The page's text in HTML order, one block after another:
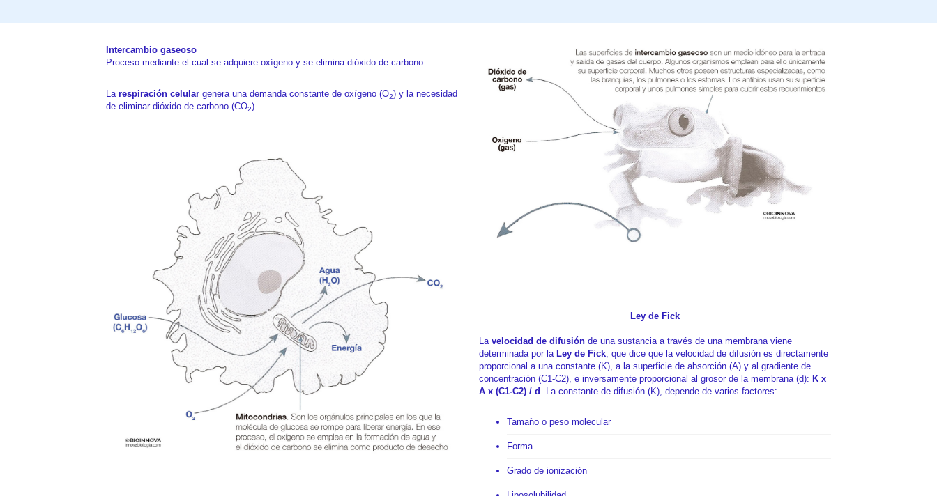
Intercambio gaseoso
Proceso mediante el cual se adquiere oxígeno y se elimina dióxido de carbono.
La respiración celular genera una demanda constante de oxígeno (O2) y la necesidad
de eliminar dióxido de carbono (CO2)
Ley de Fick
La velocidad de difusión de una sustancia a través de una membrana viene
determinada por la Ley de Fick , que dice que la velocidad de difusión es directamente
proporcional a una constante (K), a la superficie de absorción (A) y al gradiente de
concentración (C1-C2), e inversamente proporcional al grosor de la membrana (d): K x
A x (C1-C2) / d . La constante de difusión (K), depende de varios factores:
Tamaño o peso molecular
Forma
Grado de ionización